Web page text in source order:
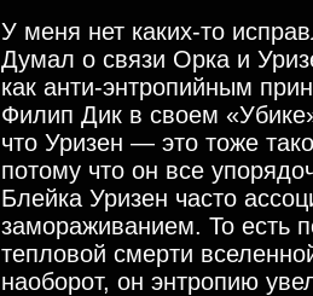
У меня нет каких-то
Думал о связи Орка и
как анти-энтропийным
Филип Дик в своем
что Уризен — это тоже
потому что он все
Блейка Уризен часто
замораживанием. То есть
тепловой смерти
наоборот, он энтропию